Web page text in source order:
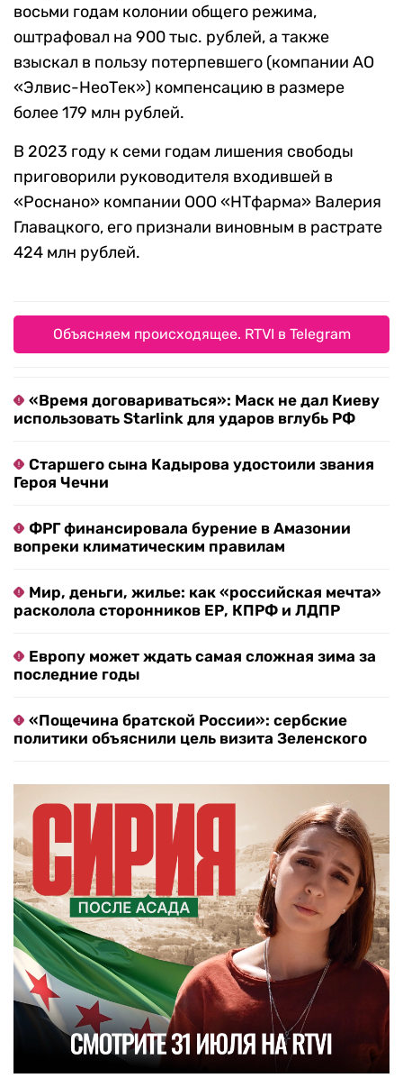
восьми годам колонии общего режима,
оштрафовал на 900 тыс. рублей, а также
взыскал в пользу потерпевшего (компании АО
«Элвис-НеоТек») компенсацию в размере
более 179 млн рублей.
В 2023 году к семи годам лишения свободы
приговорили руководителя входившей в
«Роснано» компании ООО «НТфарма» Валерия
Главацкого, его признали виновным в растрате
424 млн рублей.
Объясняем происходящее. RTVI в Telegram
«Время договариваться»: Маск не дал Киеву
использовать Starlink для ударов вглубь РФ
Старшего сына Кадырова удостоили звания
Героя Чечни
ФРГ финансировала бурение в Амазонии
вопреки климатическим правилам
Мир, деньги, жилье: как «российская мечта»
расколола сторонников ЕР, КПРФ и ЛДПР
Европу может ждать самая сложная зима за
последние годы
«Пощечина братской России»: сербские
политики объяснили цель визита Зеленского